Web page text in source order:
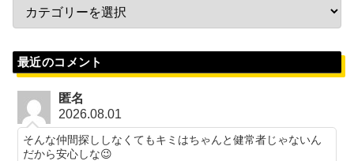
最近のコメント
匿名
2026.08.01
そんな仲間探ししなくてもキミはちゃんと健常者じゃないん
だから安心しな😉